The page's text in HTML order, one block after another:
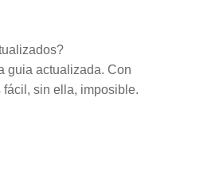
guia actualizada. Con
sin ella, imposible.